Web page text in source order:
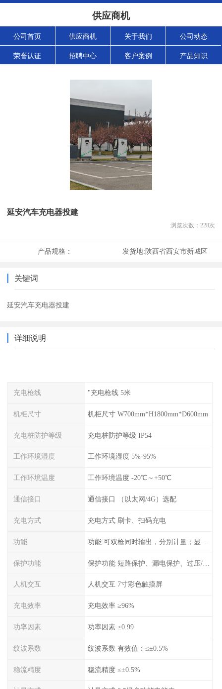
供应商机
公司首页 供应商机 关于我们 公司动态
荣誉认证 招聘中心 客户案例 产品知识
延安汽车充电器投建
浏览次数： 228次
产品规格： 发货地:陕西省西安市新城区
关键词
延安汽车充电器投建
详细说明
充电枪线 "充电枪线 5米
机柜尺寸 机柜尺寸 W700mm*H1800mm*D600mm
充电桩防护等级 充电桩防护等级 IP54
工作环境湿度 工作环境湿度 5%-95%
工作环境温度 工作环境温度 -20℃～+50℃
通信接口 通信接口 （以太网/4G）选配
充电方式 充电方式 刷卡、扫码充电
功能
保护功能 保护功能 短路保护、漏电保护、过压/欠压保护、过流保护、过温保护、蓄电池反接保护、过充保护
人机交互 人机交互 7寸彩色触摸屏
充电效率 充电效率 ≥96%
功率因素 功率因素 ≥0.99
纹波系数 纹波系数 有效值：≤±0.5%
稳流精度 稳流精度 ≤±0.5%